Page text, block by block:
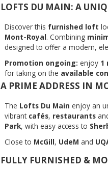
LOFTS DU MAIN: A
Discover this furnished loft
Mont-Royal. Combining
designed to offer a modern,
Promotion ongoing: enjoy 1
for taking on the available
A PRIME ADDRESS IN
The Lofts Du Main enjoy an
vibrant cafés, restaurants
Park, with easy access to
Close to McGill, UdeM and
FULLY FURNISHED &